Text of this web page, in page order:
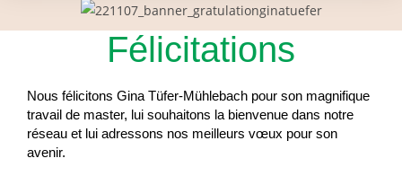
Félicitations
Nous félicitons Gina Tüfer-Mühlebach pour son magnifique
travail de master, lui souhaitons la bienvenue dans notre
réseau et lui adressons nos meilleurs vœux pour son
avenir.